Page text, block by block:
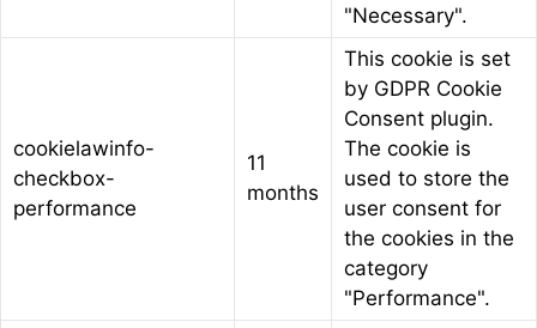
"Necessary".
cookielawinfo-
checkbox-
performance
11
months
This cookie is set
by GDPR Cookie
Consent plugin.
The cookie is
used to store the
user consent for
the cookies in the
category
"Performance".